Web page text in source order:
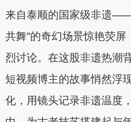
来自泰顺的国家级非遗
共舞”的奇幻场景惊艳荧
烈讨论。在这股非遗热潮
短视频博主的故事悄然
化，用镜头记录非遗温度